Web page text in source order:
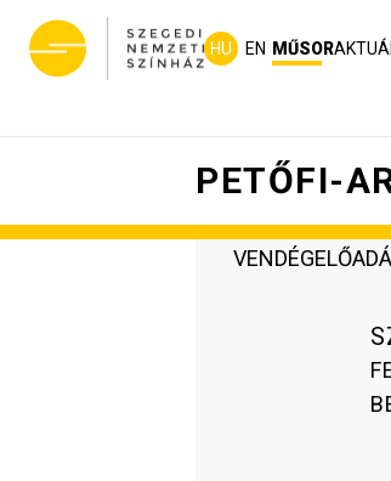
HU EN MŰSOR
PETŐFI-